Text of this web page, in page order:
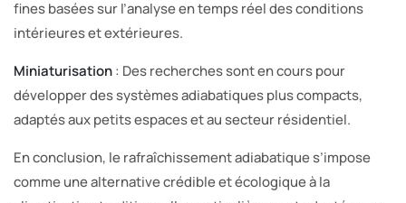
fines basées sur l’analyse en temps réel des conditions
intérieures et extérieures.
Miniaturisation: Des recherches sont en cours pour
développer des systèmes adiabatiques plus compacts,
adaptés aux petits espaces et au secteur résidentiel.
En conclusion, le rafraîchissement adiabatique s’impose
comme une alternative crédible et écologique à la